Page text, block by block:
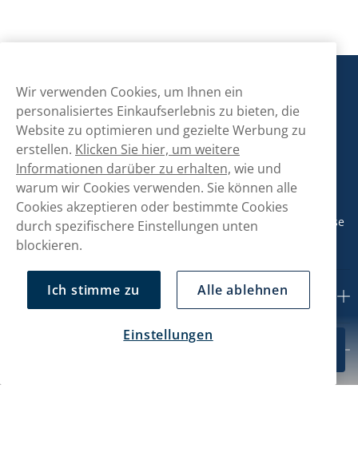
CHF 49.69
Snusmarkt
Kontaktiere uns!
hallo@snusmarkt.ch
+410800561053
Mo/Di: 08:30-17 Uhr (Pause 12-13) Mi/Do: 10:30-19 Uhr (Pause
14-15) Fr: 09-17 Uhr (Pause 12-13)
Kundendienst
Wir verwenden Cookies, um Ihnen ein
personalisiertes Einkaufserlebnis zu bieten, die
Website zu optimieren und gezielte Werbung zu
erstellen. Klicken Sie hier, um weitere
Informationen darüber zu erhalten, wie und
warum wir Cookies verwenden. Sie können alle
Cookies akzeptieren oder bestimmte Cookies
durch spezifischere Einstellungen unten
blockieren.
Ich stimme zu Alle ablehnen
Einstellungen